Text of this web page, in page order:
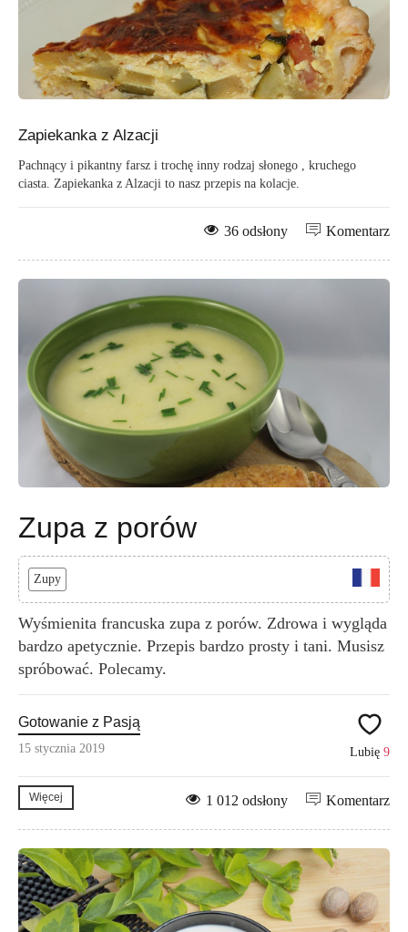
Zapiekanka z Alzacji
Pachnący i pikantny farsz i trochę inny rodzaj słonego , kruchego
ciasta. Zapiekanka z Alzacji to nasz przepis na kolacje.
Komentarz
36 odsłony
Zupa z porów
Zupy
Wyśmienita francuska zupa z porów. Zdrowa i wygląda
bardzo apetycznie. Przepis bardzo prosty i tani. Musisz
spróbować. Polecamy.
Gotowanie z Pasją
15 stycznia 2019 Lubię 9
Więcej Komentarz
1 012 odsłony